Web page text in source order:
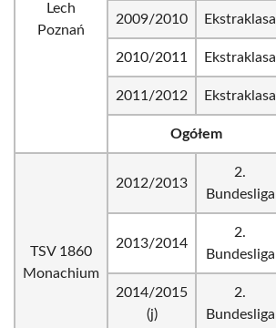
Lech
Poznań
2009/2010 Ekstraklasa
2010/2011 Ekstraklasa
2011/2012 Ekstraklasa
Ogółem
TSV 1860
Monachium
2012/2013
2.
Bundesliga
2013/2014
2.
Bundesliga
2014/2015
(j)
2.
Bundesliga